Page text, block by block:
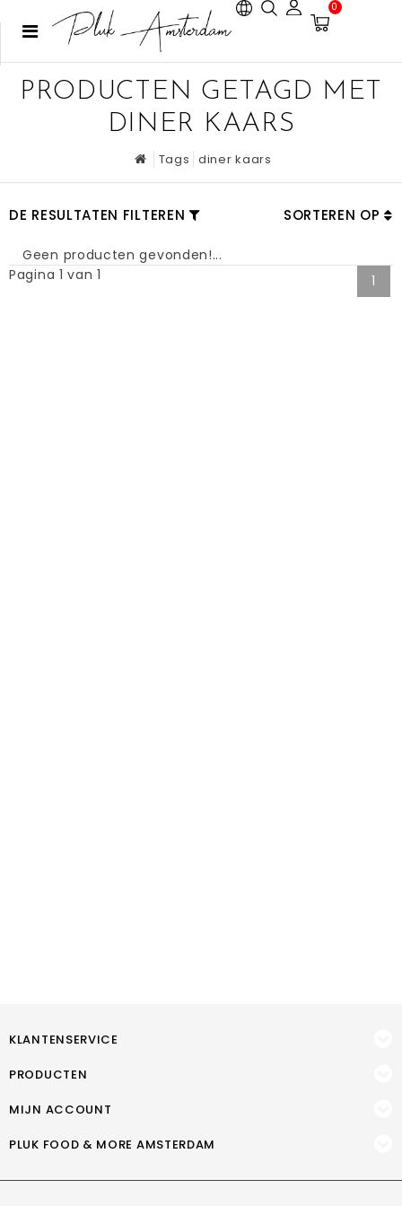
0
PRODUCTEN GETAGD MET
DINER KAARS
Tags diner kaars
DE RESULTATEN FILTEREN SORTEREN OP
Geen producten gevonden!...
Pagina 1 van 1
1
KLANTENSERVICE
PRODUCTEN
MIJN ACCOUNT
PLUK FOOD & MORE AMSTERDAM